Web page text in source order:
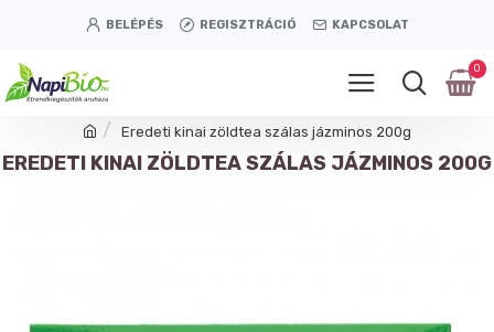
BELÉPÉS REGISZTRÁCIÓ KAPCSOLAT
0
Eredeti kinai zöldtea szálas jázminos 200g
EREDETI KINAI ZÖLDTEA SZÁLAS JÁZMINOS 200G